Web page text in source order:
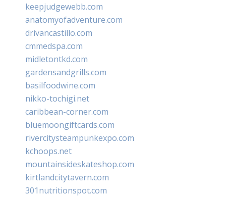
keepjudgewebb.com
anatomyofadventure.com
drivancastillo.com
cmmedspa.com
midletontkd.com
gardensandgrills.com
basilfoodwine.com
nikko-tochigi.net
caribbean-corner.com
bluemoongiftcards.com
rivercitysteampunkexpo.com
kchoops.net
mountainsideskateshop.com
kirtlandcitytavern.com
301nutritionspot.com